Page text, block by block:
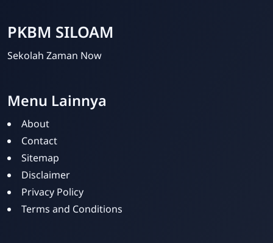
PKBM SILOAM
Sekolah Zaman Now
Menu Lainnya
About
Contact
Sitemap
Disclaimer
Privacy Policy
Terms and Conditions